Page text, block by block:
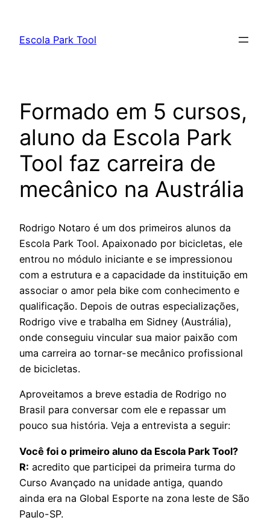
Escola Park Tool
Formado em 5 cursos,
aluno da Escola Park
Tool faz carreira de
mecânico na Austrália
Rodrigo Notaro é um dos primeiros alunos da
Escola Park Tool. Apaixonado por bicicletas, ele
entrou no módulo iniciante e se impressionou
com a estrutura e a capacidade da instituição em
associar o amor pela bike com conhecimento e
qualificação. Depois de outras especializações,
Rodrigo vive e trabalha em Sidney (Austrália),
onde conseguiu vincular sua maior paixão com
uma carreira ao tornar-se mecânico profissional
de bicicletas.
Aproveitamos a breve estadia de Rodrigo no
Brasil para conversar com ele e repassar um
pouco sua história. Veja a entrevista a seguir:
Você foi o primeiro aluno da Escola Park Tool?
R: acredito que participei da primeira turma do
Curso Avançado na unidade antiga, quando
ainda era na Global Esporte na zona leste de São
Paulo-SP.